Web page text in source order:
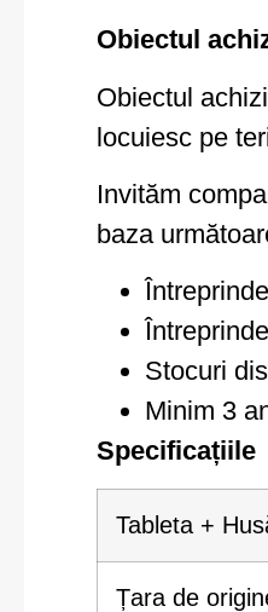
Obiectul
Obiectul
locuiesc pe
Invităm
baza
Stocuri
Minim 3
Specificațiile
Tableta +
Țara de